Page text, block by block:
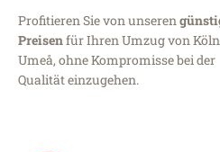
Profitieren Sie von unseren
Preisenfür Ihren Umzug von
Umeå, ohne Kompromisse bei der
Qualität einzugehen.